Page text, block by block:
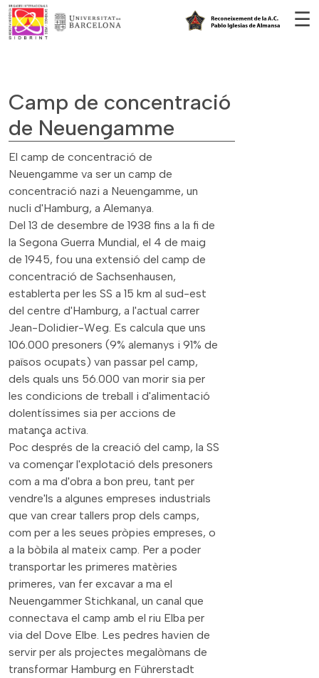
☰
Camp de concentració
de Neuengamme
El camp de concentració de
Neuengamme va ser un camp de
concentració nazi a Neuengamme, un
nucli d'Hamburg, a Alemanya.
Del 13 de desembre de 1938 fins a la fi de
la Segona Guerra Mundial, el 4 de maig
de 1945, fou una extensió del camp de
concentració de Sachsenhausen,
establerta per les SS a 15 km al sud-est
del centre d'Hamburg, a l'actual carrer
Jean-Dolidier-Weg. Es calcula que uns
106.000 presoners (9% alemanys i 91% de
països ocupats) van passar pel camp,
dels quals uns 56.000 van morir sia per
les condicions de treball i d'alimentació
dolentíssimes sia per accions de
matança activa.
Poc després de la creació del camp, la SS
va començar l'explotació dels presoners
com a ma d'obra a bon preu, tant per
vendre'ls a algunes empreses industrials
que van crear tallers prop dels camps,
com per a les seues pròpies empreses, o
a la bòbila al mateix camp. Per a poder
transportar les primeres matèries
primeres, van fer excavar a ma el
Neuengammer Stichkanal, un canal que
connectava el camp amb el riu Elba per
via del Dove Elbe. Les pedres havien de
servir per als projectes megalòmans de
transformar Hamburg en Führerstadt